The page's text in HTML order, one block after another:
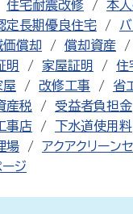
住宅耐震改修
本
定長期優良住宅
価償却 償却資産
明 家屋証明
住
屋 改修工事
省
産税 受益者負担金
事店 下水道使用料
場
アクアクリーン
ージ